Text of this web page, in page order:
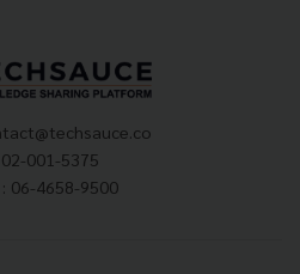
001-5375
06-4658-9500